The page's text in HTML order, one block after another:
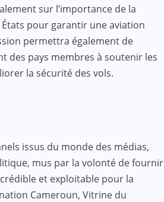
sur l’importance de la
pour garantir une aviation
permettra également de
des pays membres à soutenir les
la sécurité des vols.
issus du monde des médias,
mus par la volonté de fournir
et exploitable pour la
Cameroun, Vitrine du